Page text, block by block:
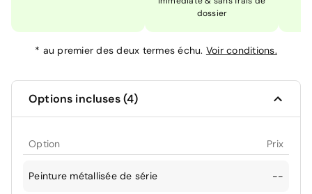
dossier
* au premier des deux termes échu. Voir conditions.
Options incluses (4)
Option Prix
Peinture métallisée de série --